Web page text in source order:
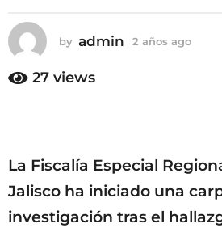
by admin 2 años ago
27 views
La Fiscalía Especial
Jalisco ha iniciado una
investigación tras el